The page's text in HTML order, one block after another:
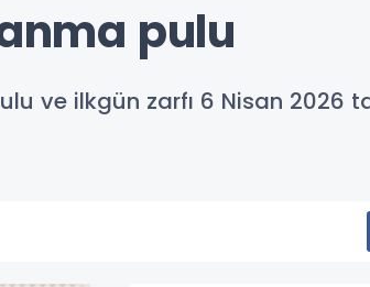
pulu
ve ilkgün zarfı 6 Nisan 2026